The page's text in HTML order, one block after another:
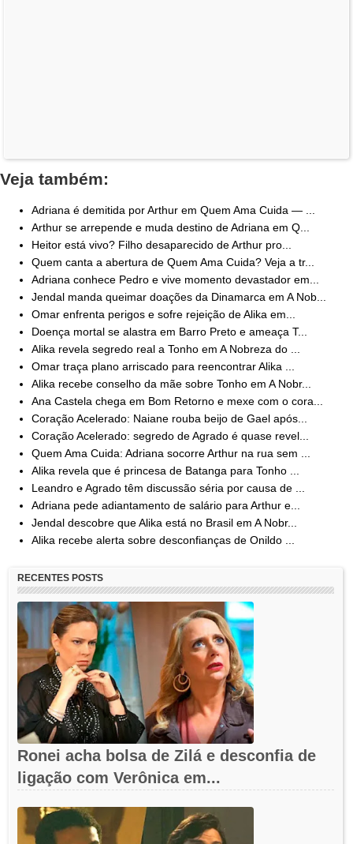
Veja também:
Adriana é demitida por Arthur em Quem Ama Cuida — ...
Arthur se arrepende e muda destino de Adriana em Q...
Heitor está vivo? Filho desaparecido de Arthur pro...
Quem canta a abertura de Quem Ama Cuida? Veja a tr...
Adriana conhece Pedro e vive momento devastador em...
Jendal manda queimar doações da Dinamarca em A Nob...
Omar enfrenta perigos e sofre rejeição de Alika em...
Doença mortal se alastra em Barro Preto e ameaça T...
Alika revela segredo real a Tonho em A Nobreza do ...
Omar traça plano arriscado para reencontrar Alika ...
Alika recebe conselho da mãe sobre Tonho em A Nobr...
Ana Castela chega em Bom Retorno e mexe com o cora...
Coração Acelerado: Naiane rouba beijo de Gael após...
Coração Acelerado: segredo de Agrado é quase revel...
Quem Ama Cuida: Adriana socorre Arthur na rua sem ...
Alika revela que é princesa de Batanga para Tonho ...
Leandro e Agrado têm discussão séria por causa de ...
Adriana pede adiantamento de salário para Arthur e...
Jendal descobre que Alika está no Brasil em A Nobr...
Alika recebe alerta sobre desconfianças de Onildo ...
RECENTES POSTS
Ronei acha bolsa de Zilá e desconfia de
ligação com Verônica em...